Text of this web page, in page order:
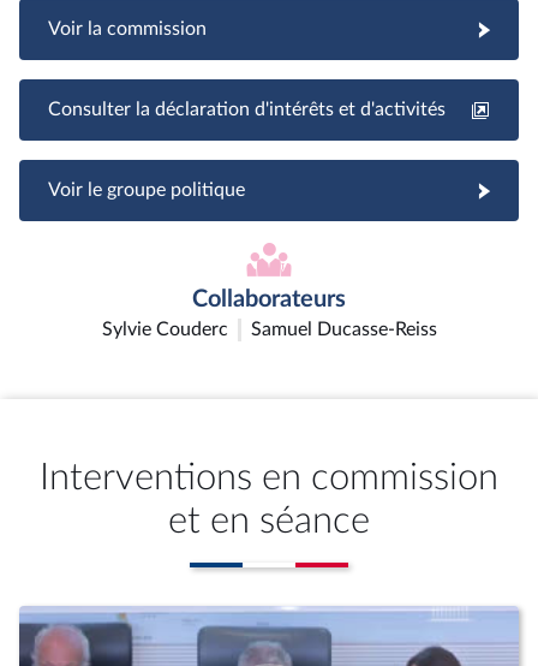
Voir la commission
Consulter la déclaration d'intérêts et d'activités
Voir le groupe politique
Collaborateurs
Sylvie Couderc Samuel Ducasse-Reiss
Interventions en commission
et en séance